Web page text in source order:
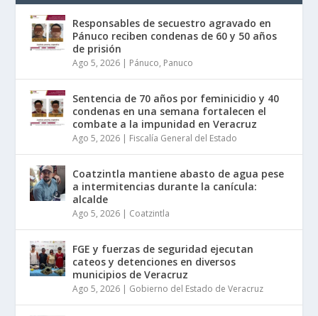
Responsables de secuestro agravado en
Pánuco reciben condenas de 60 y 50 años
de prisión
Ago 5, 2026 | Pánuco, Panuco
Sentencia de 70 años por feminicidio y 40
condenas en una semana fortalecen el
combate a la impunidad en Veracruz
Ago 5, 2026 | Fiscalía General del Estado
Coatzintla mantiene abasto de agua pese
a intermitencias durante la canícula:
alcalde
Ago 5, 2026 | Coatzintla
FGE y fuerzas de seguridad ejecutan
cateos y detenciones en diversos
municipios de Veracruz
Ago 5, 2026 | Gobierno del Estado de Veracruz